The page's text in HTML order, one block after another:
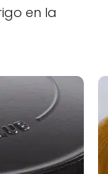
en la